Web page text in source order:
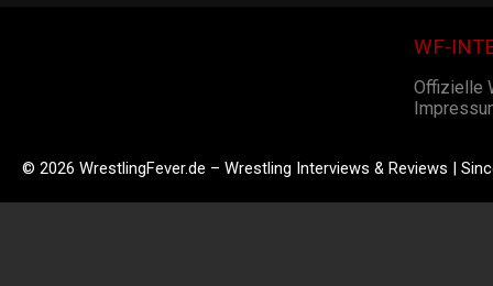
WF-
Offizielle
© 2026 WrestlingFever.de – Wrestling Interviews & Reviews |